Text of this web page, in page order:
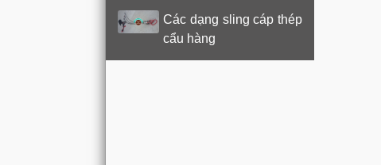
Các dạng sling cáp thép
cẩu hàng